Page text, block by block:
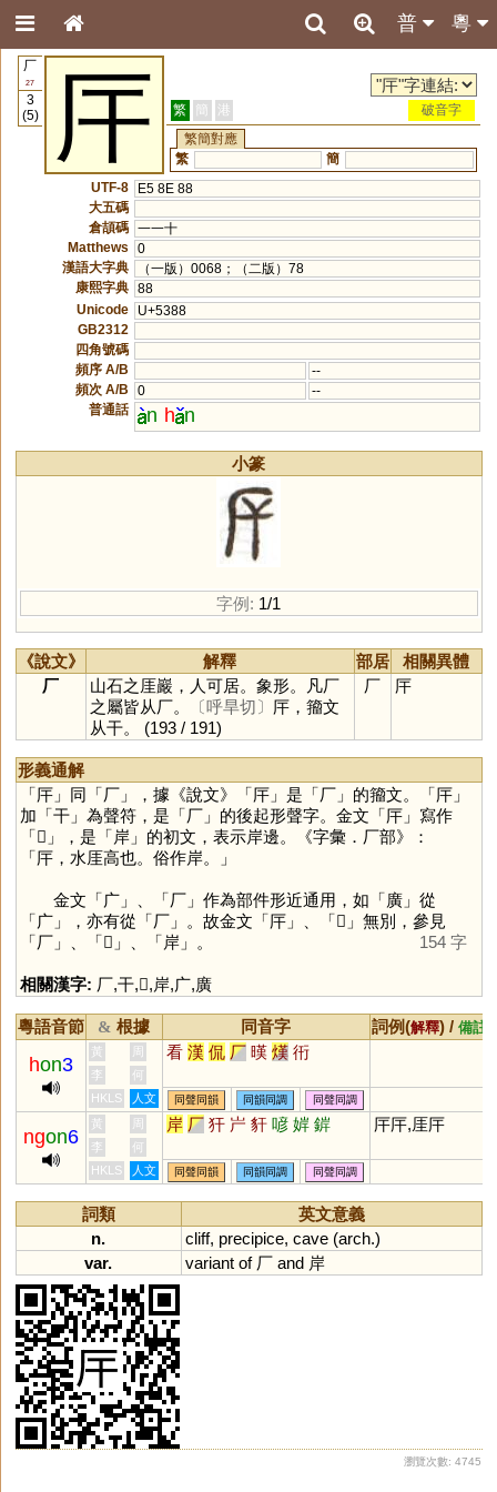
粵
普
厂
27
3
(5)
厈 繁 簡 港
破音字
繁簡對應
繁
簡
UTF-8
E5 8E 88
大五碼
倉頡碼 一一十
Matthews
0
漢語大字典
（一版）0068；（二版）78
康熙字典 88
Unicode
U+5388
GB2312
四角號碼
頻序 A/B
--
頻次 A/B
0
--
普通話
n h n
小篆
字例: 1/1
《說文》 解釋 部居
相關異體
厂
山石之厓巖，人可居。象形。凡厂
之屬皆从厂。
〔呼旱切〕 厈，籀文
从干。 (193 / 191)
厂 厈
形義通解
「厈」同「厂」，據《說文》「厈」是「厂」的籀文。「厈」
加「干」為聲符，是「厂」的後起形聲字。金文「厈」寫作
「𢇛 」，是「岸」的初文，表示岸邊。《字彙．厂部》：
「厈，水厓高也。俗作岸。」
金文「广」、「厂」作為部件形近通用，如「廣」從
「广」，亦有從「厂」。故金文「厈」、「𢇛 」無別，參見
「厂」、「𢇛 」、「岸」。 154 字
相關漢字: 厂,干,𢇛,岸,广,廣
粵語音節 & 根據 同音字 詞例(解釋) / 備註
hon3
黃 周 看 漢 侃 厂 暵 熯 衎
李
何
HKLS
人文 同聲同韻 同韻同調 同聲同調
ngon6
黃 周 岸 厂 犴 屵 豻 喭 婩 錌 厈厈,厓厈
李
何
HKLS
人文 同聲同韻 同韻同調 同聲同調
詞類
英文意義
n.
cliff, precipice, cave(arch.)
var.
variant of厂 and岸
瀏覽次數: 4745